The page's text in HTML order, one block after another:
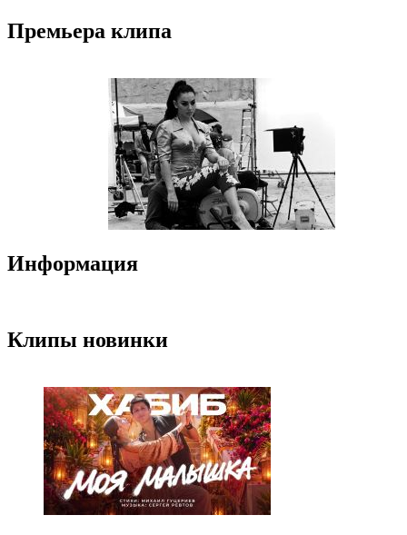
Премьера клипа
Информация
Клипы новинки